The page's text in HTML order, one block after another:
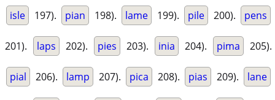
isle 197). pian 198). lame 199). pile 200). pens
201). laps 202). pies 203). inia 204). pima 205).
pial 206). lamp 207). pica 208). pias 209). lane